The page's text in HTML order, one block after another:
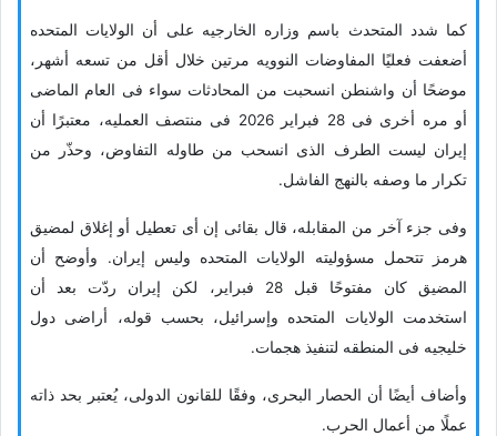
کما شدد المتحدث باسم وزاره الخارجیه على أن الولایات المتحده
أضعفت فعلیًا المفاوضات النوویه مرتین خلال أقل من تسعه أشهر،
موضحًا أن واشنطن انسحبت من المحادثات سواء فی العام الماضی
أو مره أخرى فی 28 فبرایر 2026 فی منتصف العملیه، معتبرًا أن
إیران لیست الطرف الذی انسحب من طاوله التفاوض، وحذّر من
تکرار ما وصفه بالنهج الفاشل.
وفی جزء آخر من المقابله، قال بقائی إن أی تعطیل أو إغلاق لمضیق
هرمز تتحمل مسؤولیته الولایات المتحده ولیس إیران. وأوضح أن
المضیق کان مفتوحًا قبل 28 فبرایر، لکن إیران ردّت بعد أن
استخدمت الولایات المتحده وإسرائیل، بحسب قوله، أراضی دول
خلیجیه فی المنطقه لتنفیذ هجمات.
وأضاف أیضًا أن الحصار البحری، وفقًا للقانون الدولی، یُعتبر بحد ذاته
عملًا من أعمال الحرب.